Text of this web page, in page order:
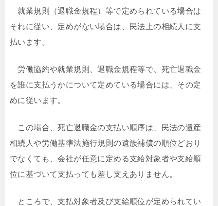
就業規則（退職金規程）等で定められている場合は
それに従い、定めがない場合は、民法上の相続人に支
払います。
労働協約や就業規則、退職金規程等で、死亡退職金
を誰に支払うかについて定めている場合には、その定
めに従います。
この場合、死亡退職金の支払い順序は、民法の遺産
相続人や労働基準法施行規則の遺族補償の順位どおり
でなくても、会社が任意に定める支給対象者や支給順
位に基づいて支払っても差し支えありません。
ところで、支払対象者及び支給順位が定められてい